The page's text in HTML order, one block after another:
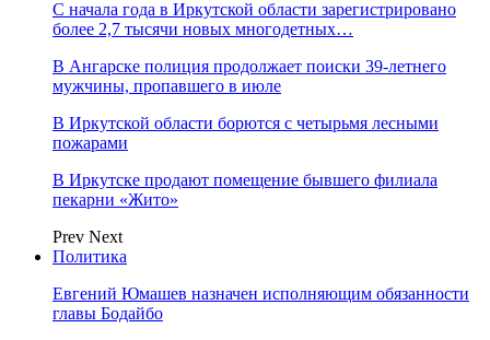
С начала года в Иркутской области зарегистрировано
более 2,7 тысячи новых многодетных…
В Ангарске полиция продолжает поиски 39-летнего
мужчины, пропавшего в июле
В Иркутской области борются с четырьмя лесными
пожарами
В Иркутске продают помещение бывшего филиала
пекарни «Жито»
Prev Next
Политика
Евгений Юмашев назначен исполняющим обязанности
главы Бодайбо